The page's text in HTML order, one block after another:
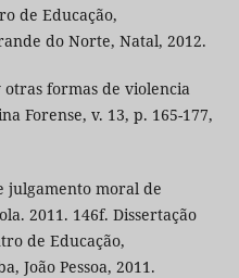
de Educação,
do Norte, Natal, 2012.
otras formas de violencia
Forense, v. 13, p. 165-177,
julgamento moral de
2011. 146f. Dissertação
de Educação,
João Pessoa, 2011.